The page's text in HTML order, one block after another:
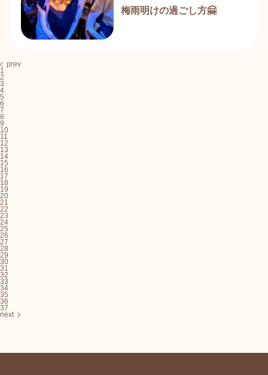
梅雨明けの過ごし方🤗
prev
1
2
3
4
5
6
7
8
9
10
11
12
13
14
15
16
17
18
19
20
21
22
23
24
25
26
27
28
29
30
31
32
33
34
35
36
37
next